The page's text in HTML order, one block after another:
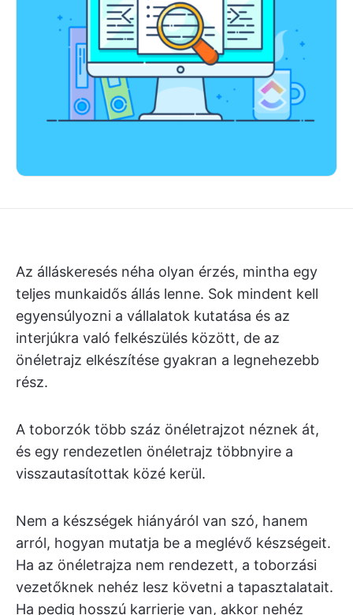
Az álláskeresés néha olyan érzés, mintha egy
teljes munkaidős állás lenne. Sok mindent kell
egyensúlyozni a vállalatok kutatása és az
interjúkra való felkészülés között, de az
önéletrajz elkészítése gyakran a legnehezebb
rész.
A toborzók több száz önéletrajzot néznek át,
és egy rendezetlen önéletrajz többnyire a
visszautasítottak közé kerül.
Nem a készségek hiányáról van szó, hanem
arról, hogyan mutatja be a meglévő készségeit.
Ha az önéletrajza nem rendezett, a toborzási
vezetőknek nehéz lesz követni a tapasztalatait.
Ha pedig hosszú karrierje van, akkor nehéz